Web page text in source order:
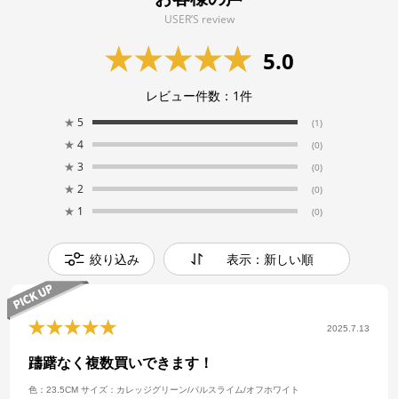
USER’S review
5.0
レビュー件数： 1件
★ 5 (1)
★ 4 (0)
★ 3 (0)
★ 2 (0)
★ 1 (0)
絞り込み 表示：新しい順
2025.7.13
躊躇なく複数買いできます！
色：23.5CM サイズ：カレッジグリーン/パルスライム/オフホワイト